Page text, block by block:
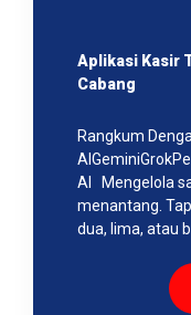
Aplikasi Kasir
Cabang
Rangkum
AI Mengelola
menantang.
dua, lima, atau